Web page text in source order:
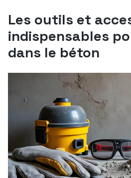
Les outils et
indispensables
dans le béton